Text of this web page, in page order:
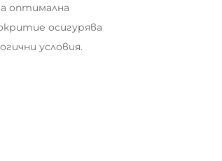
оптимална
осигурява
условия.